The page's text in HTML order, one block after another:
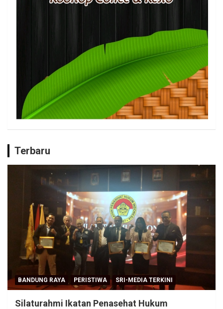
Terbaru
BANDUNG RAYA PERISTIWA SRI-MEDIA TERKINI
Silaturahmi Ikatan Penasehat Hukum